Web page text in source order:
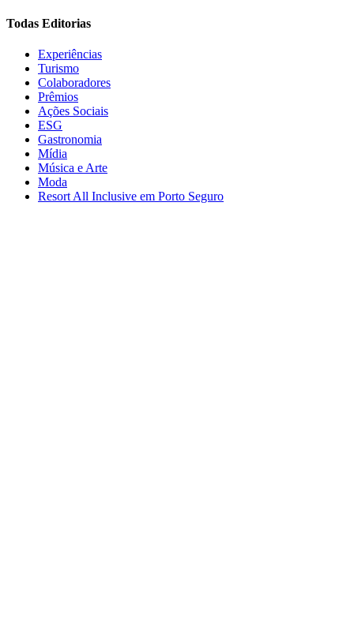
Todas Editorias
Experiências
Turismo
Colaboradores
Prêmios
Ações Sociais
ESG
Gastronomia
Mídia
Música e Arte
Moda
Resort All Inclusive em Porto Seguro